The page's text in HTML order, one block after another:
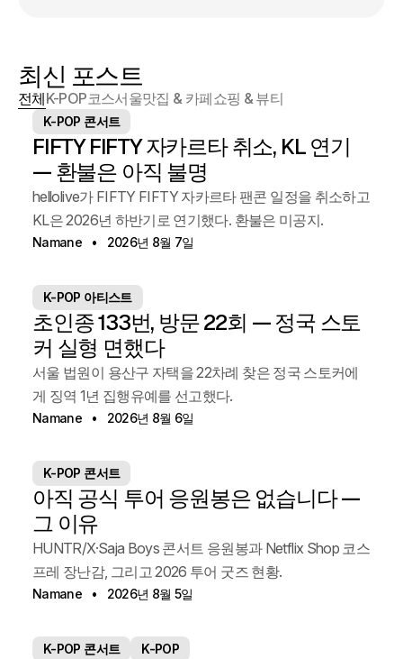
최신 포스트
전체K-POP코스서울맛집 & 카페쇼핑 & 뷰티
K-POP 콘서트
FIFTY FIFTY 자카르타 취소, KL 연기
— 환불은 아직 불명
hellolive가 FIFTY FIFTY 자카르타 팬콘 일정을 취소하고
KL은 2026년 하반기로 연기했다. 환불은 미공지.
Namane 2026년 8월 7일
K-POP 아티스트
초인종 133번, 방문 22회 — 정국 스토
커 실형 면했다
서울 법원이 용산구 자택을 22차례 찾은 정국 스토커에
게 징역 1년 집행유예를 선고했다.
Namane 2026년 8월 6일
K-POP 콘서트
아직 공식 투어 응원봉은 없습니다 —
그 이유
HUNTR/X·Saja Boys 콘서트 응원봉과 Netflix Shop 코스
프레 장난감, 그리고 2026 투어 굿즈 현황.
Namane 2026년 8월 5일
K-POP 콘서트 K-POP